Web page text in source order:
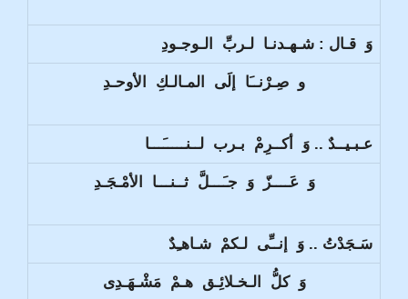
وَ قـال : شـهـدنـا لـربِّ الـوجـودِ
و صِـرْنــَا إلَى المـالـكِ الأوحـدِ
عـبـيــدٌ .. وَ أكــرِمْ بـرب لــنـــــَـــا
وَ عَــــزّ وَ جـَـــلَّ ثــنـــا الأمْـجَـدِ
سَـجَدْتُ .. وَ إنــِّى لـكمْ شـاهـِدٌ
وَ كلُّ الـخـلائِـق هـمْ مَشْـهَـدِى